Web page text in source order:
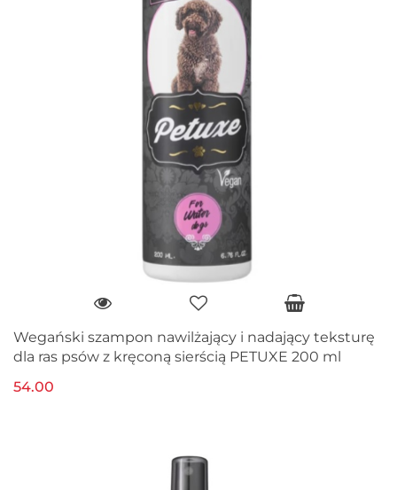
Wegański szampon nawilżający i nadający teksturę
dla ras psów z kręconą sierścią PETUXE 200 ml
54.00